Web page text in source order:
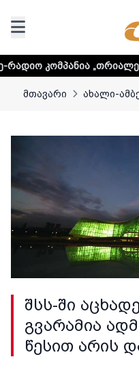
„თრიალეთს! -
მთავარი ახალი-
შსს-ში
გვარამია
წესით არის